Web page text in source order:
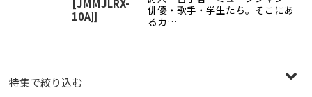
10A]]
俳優・歌手・学生たち。そこにあ
るカ…
特集で絞り込む